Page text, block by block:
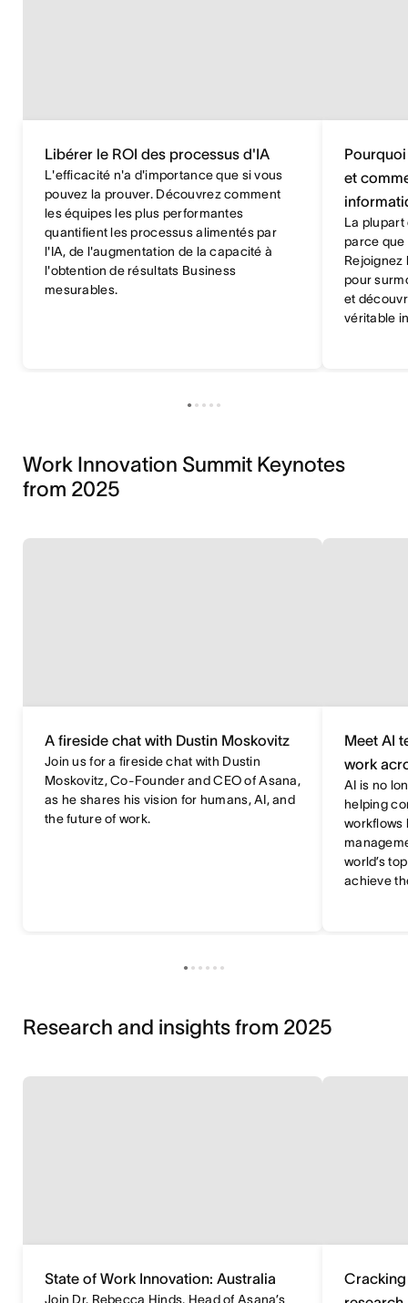
Libérer le ROI des processus d'IA
L'efficacité n'a d'importance que si vous
pouvez la prouver. Découvrez comment
les équipes les plus performantes
quantifient les processus alimentés par
l'IA, de l'augmentation de la capacité à
l'obtention de résultats Business
mesurables.
et
La
parce que
Rejoignez
pour
et
véritable
Work Innovation Summit Keynotes
from 2025
A fireside chat with Dustin Moskovitz
Join us for a fireside chat with Dustin
Moskovitz, Co-Founder and CEO of Asana,
as he shares his vision for humans, AI, and
the future of work.
Meet AI
work
AI is no
helping
workflows
world’s
achieve
Research and insights from 2025
State of Work Innovation: Australia
Join Dr. Rebecca Hinds, Head of Asana’s